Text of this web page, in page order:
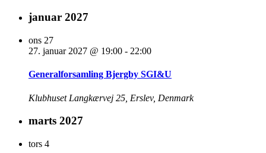
januar 2027
ons 27
27. januar 2027 @ 19:00 - 22:00
Generalforsamling Bjergby SGI&U
Klubhuset Langkærvej 25, Erslev, Denmark
marts 2027
tors 4